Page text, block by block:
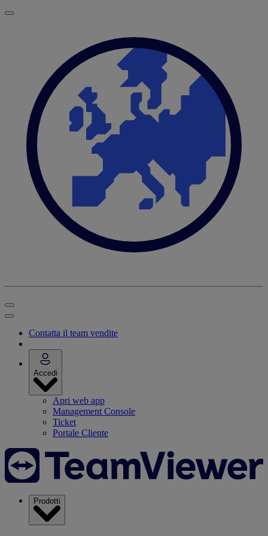
Contatta il team vendite
Accedi
Apri web app
Management Console
Ticket
Portale Cliente
Prodotti